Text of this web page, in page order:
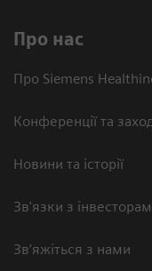
Про нас
Про Siemens
Конференції та
Новини та історії
Зв'язки з
Зв’яжіться з нами